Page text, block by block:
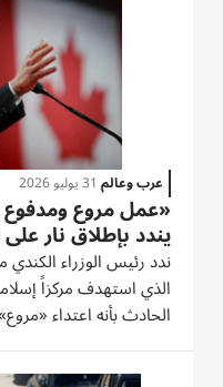
عرب وعالم 31 يوليو 2026
«عمل مروع ومدفوع
يندد بإطلاق نار
ندد رئيس الوزراء الكندي
الذي استهدف مركزاً
الحادث بأنه اعتداء
أحد بأذى في الهجوم الذي
الرحمة الإسلامي في